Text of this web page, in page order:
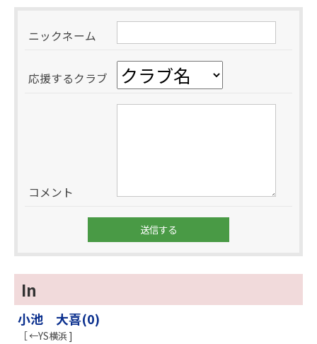
ニックネーム
応援するクラブ
コメント
In
小池 大喜(0)
［ ←YS横浜 ]